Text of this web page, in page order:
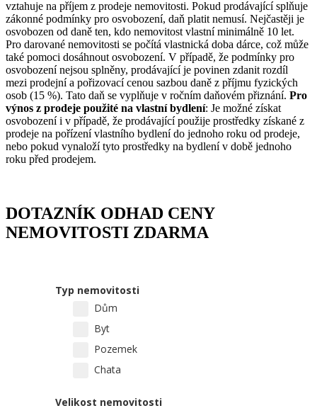
vztahuje na příjem z prodeje nemovitosti. Pokud prodávající splňuje
zákonné podmínky pro osvobození, daň platit nemusí. Nejčastěji je
osvobozen od daně ten, kdo nemovitost vlastní minimálně 10 let.
Pro darované nemovitosti se počítá vlastnická doba dárce, což může
také pomoci dosáhnout osvobození. V případě, že podmínky pro
osvobození nejsou splněny, prodávající je povinen zdanit rozdíl
mezi prodejní a pořizovací cenou sazbou daně z příjmu fyzických
osob (15 %). Tato daň se vyplňuje v ročním daňovém přiznání. Pro
výnos z prodeje použité na vlastní bydlení: Je možné získat
osvobození i v případě, že prodávající použije prostředky získané z
prodeje na pořízení vlastního bydlení do jednoho roku od prodeje,
nebo pokud vynaloží tyto prostředky na bydlení v době jednoho
roku před prodejem.
DOTAZNÍK ODHAD CENY
NEMOVITOSTI ZDARMA
Typ nemovitosti
Dům
Byt
Pozemek
Chata
Velikost nemovitosti